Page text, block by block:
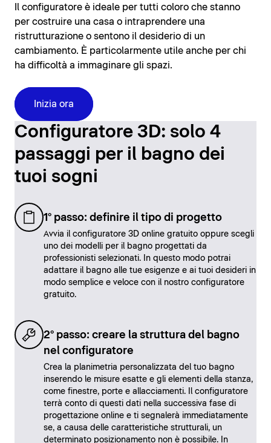
Il configuratore è ideale per tutti coloro che stanno
per costruire una casa o intraprendere una
ristrutturazione o sentono il desiderio di un
cambiamento. È particolarmente utile anche per chi
ha difficoltà a immaginare gli spazi.
Inizia ora
Configuratore 3D: solo 4
passaggi per il bagno dei
tuoi sogni
1° passo: definire il tipo di progetto
Avvia il configuratore 3D online gratuito oppure scegli
uno dei modelli per il bagno progettati da
professionisti selezionati. In questo modo potrai
adattare il bagno alle tue esigenze e ai tuoi desideri in
modo semplice e veloce con il nostro configuratore
gratuito.
2° passo: creare la struttura del bagno
nel configuratore
Crea la planimetria personalizzata del tuo bagno
inserendo le misure esatte e gli elementi della stanza,
come finestre, porte e allacciamenti. Il configuratore
terrà conto di questi dati nella successiva fase di
progettazione online e ti segnalerà immediatamente
se, a causa delle caratteristiche strutturali, un
determinato posizionamento non è possibile. In